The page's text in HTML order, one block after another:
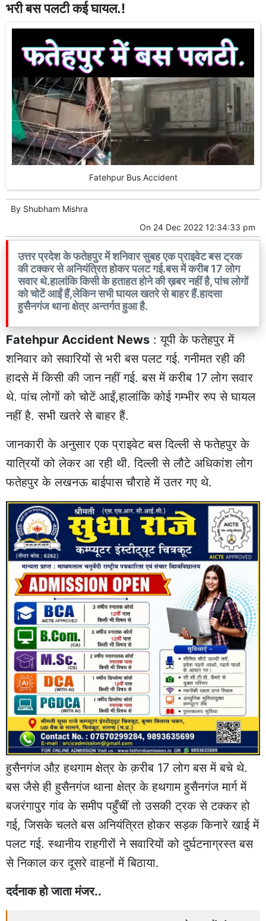
भरी बस पलटी कई घायल.!
Fatehpur Bus Accident
By Shubham Mishra
On 24 Dec 2022 12:34:33 pm
उत्तर प्रदेश के फतेहपुर में शनिवार सुबह एक प्राइवेट बस ट्रक
की टक्कर से अनियंत्रित होकर पलट गई.बस में करीब 17 लोग
सवार थे.हालांकि किसी के हताहत होने की ख़बर नहीं है, पांच लोगों
को चोटें आईं हैं,लेकिन सभी घायल खतरे से बाहर हैं.हादसा
हुसैनगंज थाना क्षेत्र अन्तर्गत हुआ है.
Fatehpur Accident News : यूपी के फतेहपुर में
शनिवार को सवारियों से भरी बस पलट गई. गनीमत रही की
हादसे में किसी की जान नहीं गई. बस में करीब 17 लोग सवार
थे. पांच लोगों को चोटें आईं,हालांकि कोई गम्भीर रुप से घायल
नहीं है. सभी खतरे से बाहर हैं.
जानकारी के अनुसार एक प्राइवेट बस दिल्ली से फतेहपुर के
यात्रियों को लेकर आ रही थी. दिल्ली से लौटे अधिकांश लोग
फतेहपुर के लखनऊ बाईपास चौराहे में उतर गए थे.
हुसैनगंज औऱ हथगाम क्षेत्र के क़रीब 17 लोग बस में बचे थे.
बस जैसे ही हुसैनगंज थाना क्षेत्र के हथगाम हुसैनगंज मार्ग में
बजरंगापुर गांव के समीप पहुँचीं तो उसकी ट्रक से टक्कर हो
गई, जिसके चलते बस अनियंत्रित होकर सड़क किनारे खाई में
पलट गई. स्थानीय राहगीरों ने सवारियों को दुर्घटनाग्रस्त बस
से निकाल कर दूसरे वाहनों में बिठाया.
दर्दनाक हो जाता मंजर..